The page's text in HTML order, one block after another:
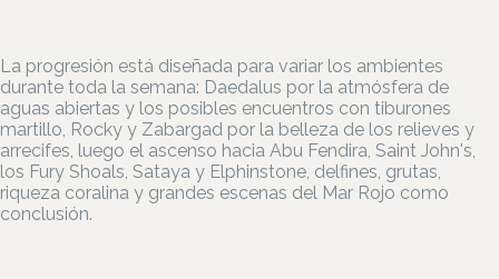
La progresión está diseñada para variar los ambientes
durante toda la semana: Daedalus por la atmósfera de
aguas abiertas y los posibles encuentros con tiburones
martillo, Rocky y Zabargad por la belleza de los relieves y
arrecifes, luego el ascenso hacia Abu Fendira, Saint John's,
los Fury Shoals, Sataya y Elphinstone, delfines, grutas,
riqueza coralina y grandes escenas del Mar Rojo como
conclusión.